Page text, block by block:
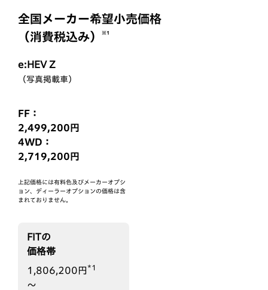
全国メーカー希望小売価格
（消費税込み）
※1
e:HEV Z
（写真掲載車）
FF：
2,499,200円
4WD：
2,719,200円
上記価格には有料色及びメーカーオプシ
ョン、ディーラーオプションの価格は含
まれておりません。
FITの
価格帯
1,806,200円 *1
〜